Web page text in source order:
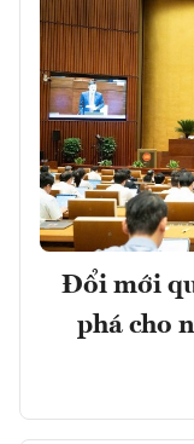
Đổi mới
phá cho